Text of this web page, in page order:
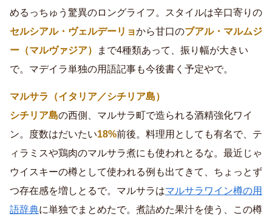
めるっちゅう驚異のロングライフ。スタイルは辛口寄りの
セルシアル・ヴェルデーリョから甘口のブアル・マルムジ
ー（マルヴァジア）
まで4種類あって、振り幅が大きい
で。マデイラ単独の用語記事も今後書く予定やで。
マルサラ（イタリア／シチリア島）
シチリア島の西側、マルサラ町で造られる酒精強化ワイ
ン。度数はだいたい18%前後。料理用としても有名で、テ
ィラミスや鶏肉のマルサラ煮にも使われとるな。最近じゃ
ウイスキーの樽として使われる例も出てきて、ちょっとず
つ存在感を増しとるで。マルサラはマルサラワイン樽の用
語辞典に単独でまとめたで。煮詰めた果汁を使う、この樽